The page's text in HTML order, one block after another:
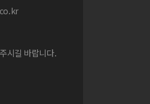
시길 바랍니다.